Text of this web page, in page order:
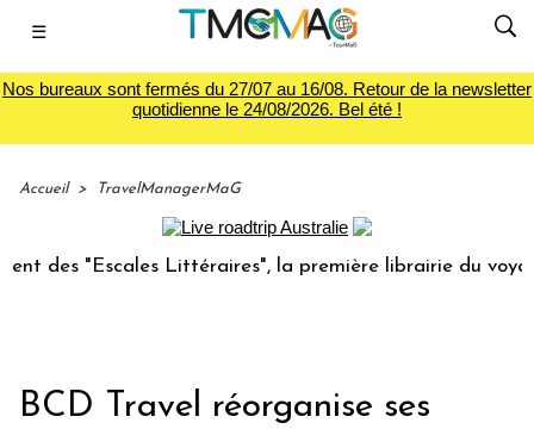
☰
Nos bureaux sont fermés du 27/07 au 16/08. Retour de la newsletter
quotidienne le 24/08/2026. Bel été !
Accueil > TravelManagerMaG
des "Escales Littéraires", la première librairie du voyage
BCD Travel réorganise ses